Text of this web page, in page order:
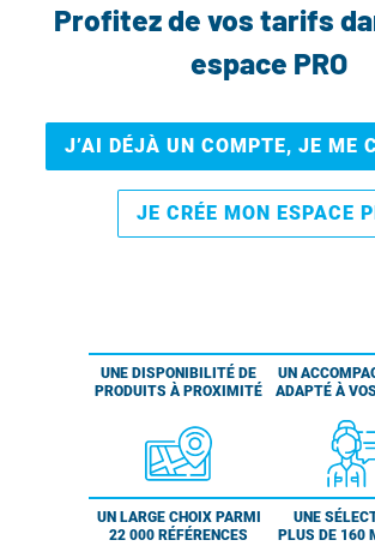
Profitez de vos tarifs
espace PRO
J’AI DÉJÀ UN COMPTE, JE ME
JE CRÉE MON ESPACE
UNE DISPONIBILITÉ DE
PRODUITS À PROXIMITÉ
UN
ADAPTÉ À
UN LARGE CHOIX PARMI
22 000 RÉFÉRENCES
UNE
PLUS DE 160